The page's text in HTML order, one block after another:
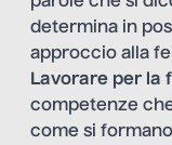
determina in
approccio alla
Lavorare per la
competenze
come si